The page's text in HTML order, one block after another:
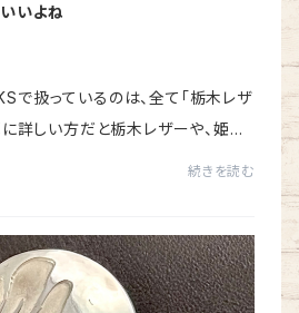
いよね
扱っているのは、全て「栃木レザ
に詳しい方だと栃木レザーや、姫路
続きを読む